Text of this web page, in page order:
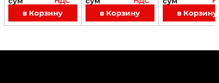
в Корзину в Корзину в Корзину